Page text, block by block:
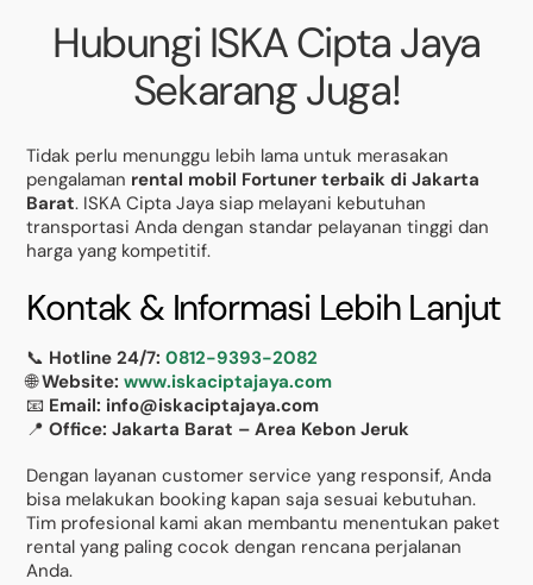
Hubungi ISKA Cipta Jaya
Sekarang Juga!
Tidak perlu menunggu lebih lama untuk merasakan
pengalaman rental mobil Fortuner terbaik di Jakarta
Barat. ISKA Cipta Jaya siap melayani kebutuhan
transportasi Anda dengan standar pelayanan tinggi dan
harga yang kompetitif.
Kontak & Informasi Lebih Lanjut
📞 Hotline 24/7:0812-9393-2082
🌐Website:www.iskaciptajaya.com
📧 Email: info@iskaciptajaya.com
📍Office: Jakarta Barat – Area Kebon Jeruk
Dengan layanan customer service yang responsif, Anda
bisa melakukan booking kapan saja sesuai kebutuhan.
Tim profesional kami akan membantu menentukan paket
rental yang paling cocok dengan rencana perjalanan
Anda.